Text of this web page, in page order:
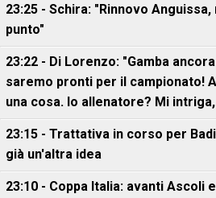
23:25 - Schira: "Rinnovo
punto"
23:22 - Di Lorenzo: "Gamba
saremo pronti per il campionato!
una cosa. Io allenatore? Mi
23:15 - Trattativa in corso per
già un'altra idea
23:10 - Coppa Italia: avanti Ascoli